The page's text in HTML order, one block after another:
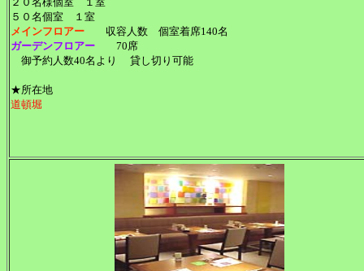
５０名個室 １室
メインフロアー 収容人数 個室着席140名
ガーデンフロアー 70席
御予約人数40名より 貸し切り可能
★所在地
道頓堀